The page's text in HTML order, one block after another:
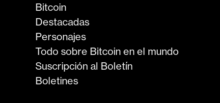
Bitcoin
Destacadas
Personajes
Todo sobre Bitcoin en el mundo
Suscripción al Boletín
Boletines